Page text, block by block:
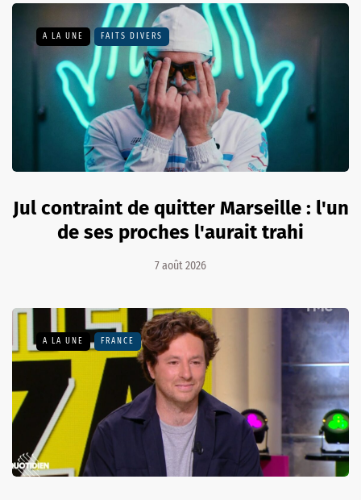
A LA UNE FAITS DIVERS
Jul contraint de quitter Marseille : l'un
de ses proches l'aurait trahi
7 août 2026
A LA UNE FRANCE